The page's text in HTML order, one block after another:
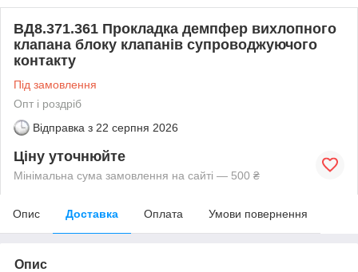
ВД8.371.361 Прокладка демпфер вихлопного
клапана блоку клапанів супроводжуючого
контакту
Під замовлення
Опт і роздріб
Відправка з 22 серпня 2026
Ціну уточнюйте
Мінімальна сума замовлення на сайті — 500 ₴
Опис Доставка Оплата Умови повернення
Опис